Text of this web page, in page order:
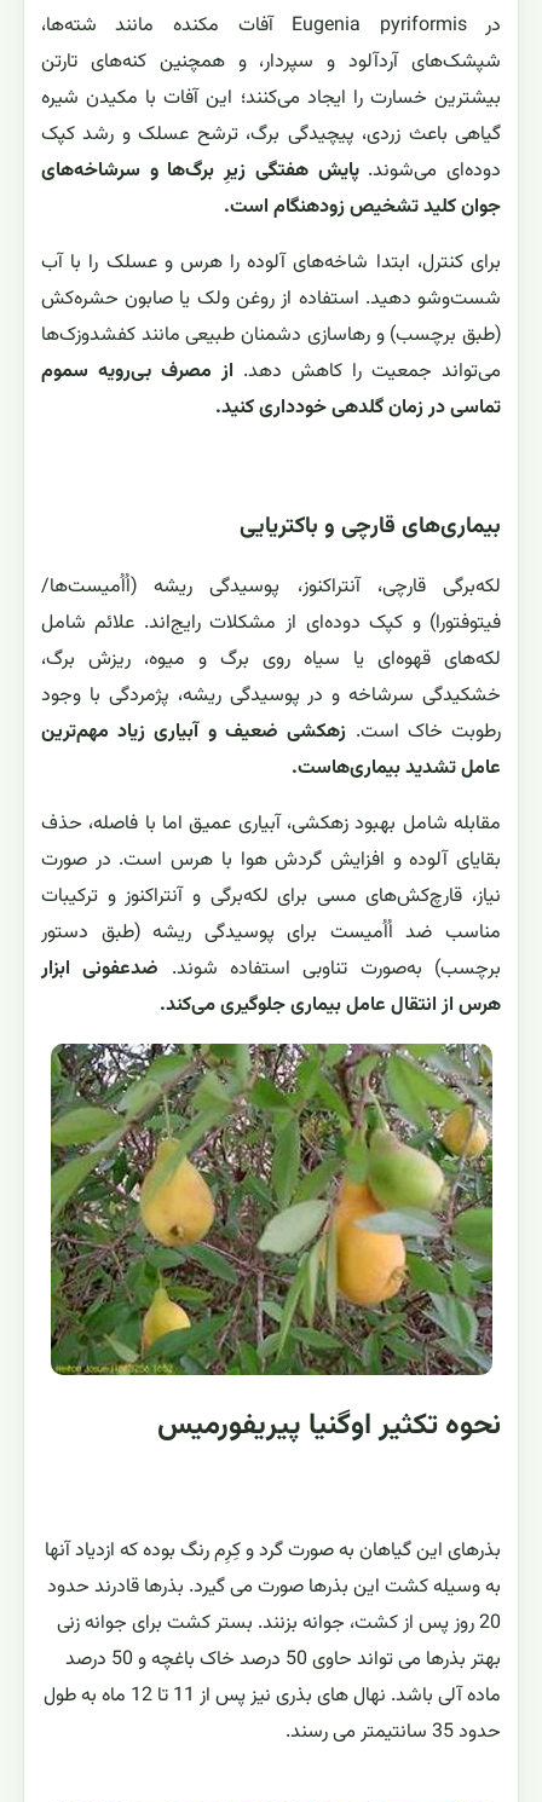
در Eugenia pyriformis آفات مکنده مانند شته‌ها،
شپشک‌های آردآلود و سپردار، و همچنین کنه‌های تارتن
بیشترین خسارت را ایجاد می‌کنند؛ این آفات با مکیدن شیره
گیاهی باعث زردی، پیچیدگی برگ، ترشح عسلک و رشد کپک
دوده‌ای می‌شوند.پایش هفتگی زیرِ برگ‌ها و سرشاخه‌های
جوان کلید تشخیص زودهنگام است.
برای کنترل، ابتدا شاخه‌های آلوده را هرس و عسلک را با آب
شست‌وشو دهید. استفاده از روغن ولک یا صابون حشره‌کش
(طبق برچسب) و رهاسازی دشمنان طبیعی مانند کفشدوزک‌ها
می‌تواند جمعیت را کاهش دهد. از مصرف بی‌رویه سموم
تماسی در زمان گلدهی خودداری کنید.
بیماری‌های قارچی و باکتریایی
لکه‌برگی قارچی، آنتراکنوز، پوسیدگی ریشه (اُاُمیست‌ها/
فیتوفتورا) و کپک دوده‌ای از مشکلات رایج‌اند. علائم شامل
لکه‌های قهوه‌ای یا سیاه روی برگ و میوه، ریزش برگ،
خشکیدگی سرشاخه و در پوسیدگی ریشه، پژمردگی با وجود
رطوبت خاک است. زهکشی ضعیف و آبیاری زیاد مهم‌ترین
عامل تشدید بیماری‌هاست.
مقابله شامل بهبود زهکشی، آبیاری عمیق اما با فاصله، حذف
بقایای آلوده و افزایش گردش هوا با هرس است. در صورت
نیاز، قارچ‌کش‌های مسی برای لکه‌برگی و آنتراکنوز و ترکیبات
مناسب ضد اُاُمیست برای پوسیدگی ریشه (طبق دستور
برچسب) به‌صورت تناوبی استفاده شوند. ضدعفونی ابزار
هرس از انتقال عامل بیماری جلوگیری می‌کند.
نحوه تکثیر اوگنیا پیریفورمیس
بذرهای این گیاهان به صورت گرد و کِرِم رنگ بوده که ازدیاد آنها
به وسیله کشت این بذرها صورت می گیرد. بذرها قادرند حدود
20 روز پس از کشت، جوانه بزنند. بستر کشت برای جوانه زنی
بهتر بذرها می تواند حاوی 50 درصد خاک باغچه و 50 درصد
ماده آلی باشد. نهال های بذری نیز پس از 11 تا 12 ماه به طول
حدود 35 سانتیمتر می رسند.